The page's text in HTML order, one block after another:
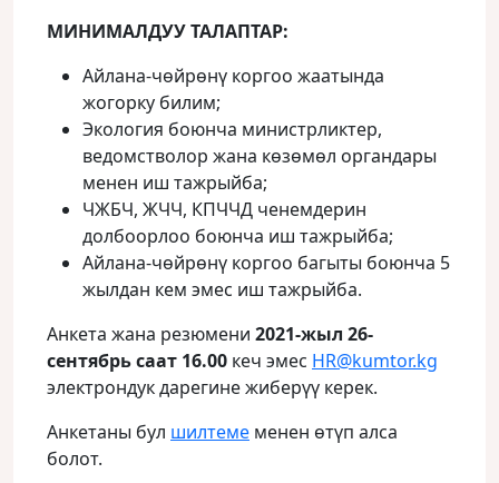
МИНИМАЛДУУ ТАЛАПТАР:
Айлана-чөйрөнү коргоо жаатында
жогорку билим;
Экология боюнча министрликтер,
ведомстволор жана көзөмөл органдары
менен иш тажрыйба;
ЧЖБЧ, ЖЧЧ, КПЧЧД ченемдерин
долбоорлоо боюнча иш тажрыйба;
Айлана-чөйрөнү коргоо багыты боюнча 5
жылдан кем эмес иш тажрыйба.
Анкета жана резюмени 2021-жыл 26-
сентябрь саат 16.00 кеч эмес HR@kumtor.kg
электрондук дарегине жиберүү керек.
Анкетаны бул шилтеме менен өтүп алса
болот.